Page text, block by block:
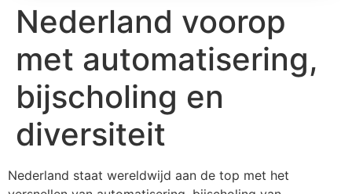
Nederland voorop
met automatisering,
bijscholing en
diversiteit
Nederland staat wereldwijd aan de top met het